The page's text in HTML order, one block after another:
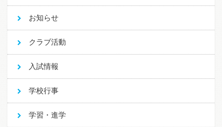
お知らせ
クラブ活動
入試情報
学校行事
学習・進学